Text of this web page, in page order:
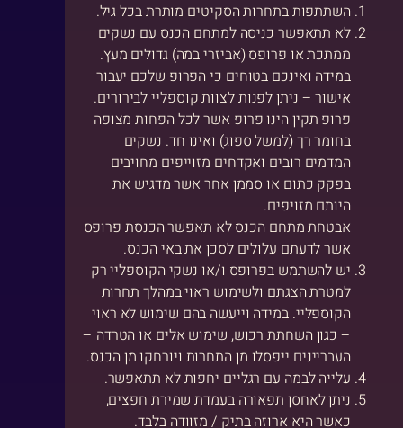
השתתפות בתחרות הסקיטים מותרת בכל גיל.
לא תתאפשר כניסה למתחם הכנס עם נשקים
ממתכת או פרופס (אביזרי במה) גדולים מעץ.
במידה ואינכם בטוחים כי הפרופ שלכם יעבור
אישור – ניתן לפנות לצוות קוספליי לבירורים.
פרופ תקין הינו פרופ אשר לכל הפחות מצופה
בחומר רך (למשל ספוג) ואינו חד. נשקים
המדמים רובים ואקדחים מזוייפים מחויבים
בפקק כתום או סממן אחר אשר מדגיש את
היותם מזויפים.
אבטחת מתחם הכנס לא תאפשר הכנסת פרופס
אשר לדעתם עלולים לסכן את באי הכנס.
יש להשתמש בפרופס ו/או נשקי הקוספליי רק
למטרת הצגתם ולשימוש ראוי במהלך תחרות
הקוספליי. במידה וייעשה בהם שימוש לא ראוי
– כגון השחתת רכוש, שימוש אלים או הטרדה –
העבריינים ייפסלו מן התחרות ויורחקו מן הכנס.
עלייה לבמה עם רגליים יחפות לא תתאפשר.
ניתן לאחסן תפאורה בעמדת שמירת חפצים,
כאשר היא ארוזה בתיק / מזוודה בלבד.